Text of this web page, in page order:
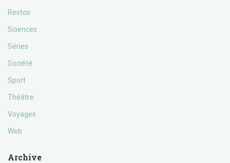
Restos
Sciences
Séries
Société
Sport
Théâtre
Voyages
Web
Archive